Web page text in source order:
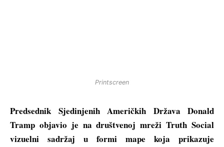
Printscreen
Predsednik Sjedinjenih Američkih Država Donald
Tramp objavio je na društvenoj mreži Truth Social
vizuelni sadržaj u formi mape koja prikazuje